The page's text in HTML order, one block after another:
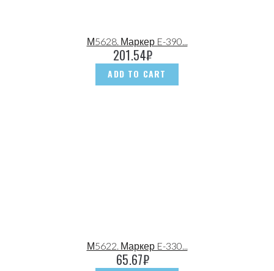
М5628. Маркер E-390...
201.54₽
ADD TO CART
М5622. Маркер E-330...
65.67₽